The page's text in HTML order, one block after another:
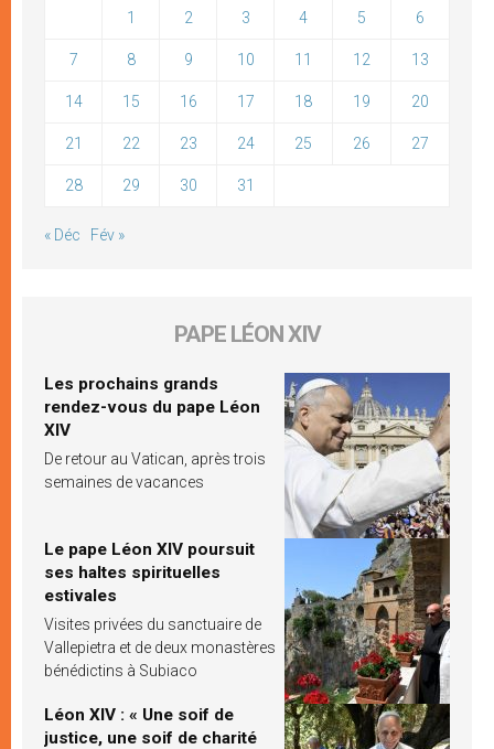
1 2 3 4 5 6
7 8 9 10 11 12 13
14 15 16 17 18 19 20
21 22 23 24 25 26 27
28 29 30 31
« Déc Fév »
PAPE LÉON XIV
Les prochains grands
rendez-vous du pape Léon
XIV
De retour au Vatican, après trois
semaines de vacances
Le pape Léon XIV poursuit
ses haltes spirituelles
estivales
Visites privées du sanctuaire de
Vallepietra et de deux monastères
bénédictins à Subiaco
Léon XIV : « Une soif de
justice, une soif de charité